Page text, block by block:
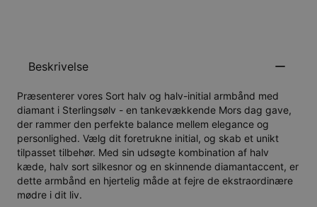
Beskrivelse
Præsenterer vores Sort halv og halv-initial armbånd med
diamant i Sterlingsølv - en tankevækkende Mors dag gave,
der rammer den perfekte balance mellem elegance og
personlighed. Vælg dit foretrukne initial, og skab et unikt
tilpasset tilbehør. Med sin udsøgte kombination af halv
kæde, halv sort silkesnor og en skinnende diamantaccent, er
dette armbånd en hjertelig måde at fejre de ekstraordinære
mødre i dit liv.